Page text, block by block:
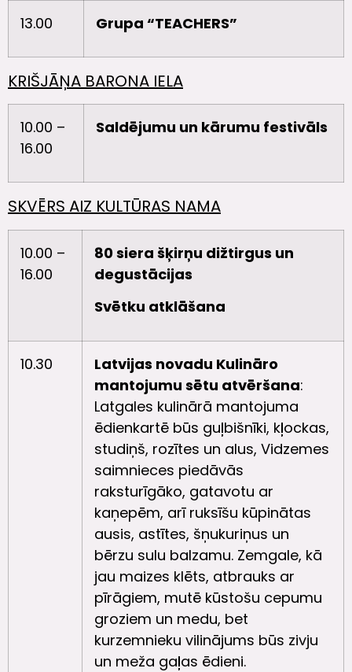
13.00 Grupa “TEACHERS”
KRIŠJĀŅA BARONA IELA
10.00 –
16.00
Saldējumu un kārumu festivāls
SKVĒRS AIZ KULTŪRAS NAMA
10.00 –
16.00
80 siera šķirņu dižtirgus un
degustācijas
Svētku atklāšana
10.30
Latvijas novadu Kulināro
mantojumu sētu atvēršana:
Latgales kulinārā mantojuma
ēdienkartē būs guļbišnīki, kļockas,
studiņš, rozītes un alus, Vidzemes
saimnieces piedāvās
raksturīgāko, gatavotu ar
kaņepēm, arī ruksīšu kūpinātas
ausis, astītes, šņukuriņus un
bērzu sulu balzamu. Zemgale, kā
jau maizes klēts, atbrauks ar
pīrāgiem, mutē kūstošu cepumu
groziem un medu, bet
kurzemnieku vilinājums būs zivju
un meža gaļas ēdieni.